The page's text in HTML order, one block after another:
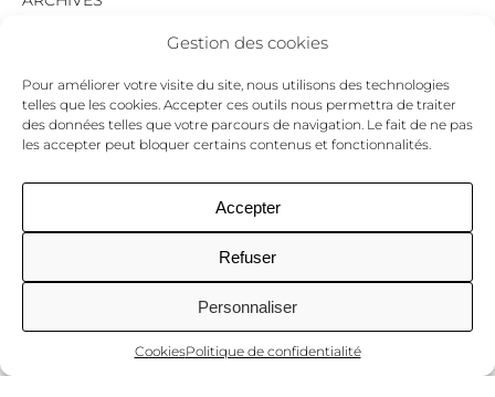
Gestion des cookies
Pour améliorer votre visite du site, nous utilisons des technologies
telles que les cookies. Accepter ces outils nous permettra de traiter
des données telles que votre parcours de navigation. Le fait de ne pas
les accepter peut bloquer certains contenus et fonctionnalités.
Accepter
Refuser
Personnaliser
CookiesPolitique de confidentialité
MENTIONS LÉGALES
POLITIQUE DE CONFIDENTIALITÉ
COOKIES
NEWSLETTER
pour ne jamais passer à côté d’un événement.